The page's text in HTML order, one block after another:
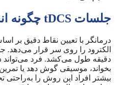
جلسات tDCS چگونه انجام می‌شود؟
درمانگر با تعیین نقاط دقیق بر
دقیقه طول می‌کشد. فرد می‌تواند
بخواند، موسیقی گوش دهد یا
بیشتر افراد این روش را به‌راحتی